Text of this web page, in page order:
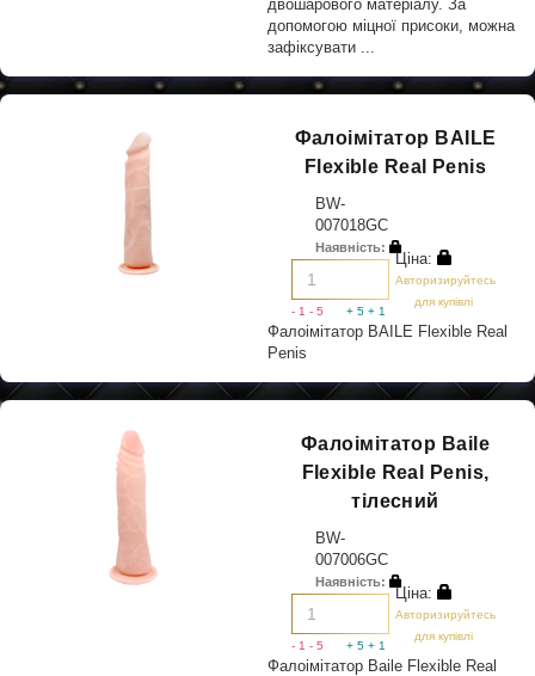
двошарового матеріалу. За
допомогою міцної присоки, можна
зафіксувати ...
Фалоімітатор BAILE
Flexible Real Penis
BW-
007018GC
Наявність:
+ 1
- 1 - 5 + 5
Ціна:
Авторизируйтесь
для купівлі
Фалоімітатор BAILE Flexible Real
Penis
Фалоімітатор Baile
Flexible Real Penis,
тілесний
BW-
007006GC
Наявність:
+ 1
- 1 - 5 + 5
Ціна:
Авторизируйтесь
для купівлі
Фалоімітатор Baile Flexible Real